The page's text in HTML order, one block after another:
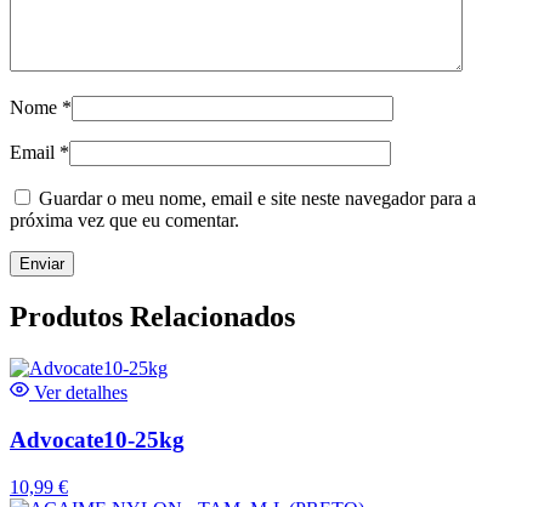
Nome *
Email *
Guardar o meu nome, email e site neste navegador para a
próxima vez que eu comentar.
Produtos Relacionados
Ver detalhes
Advocate10-25kg
10,99 €